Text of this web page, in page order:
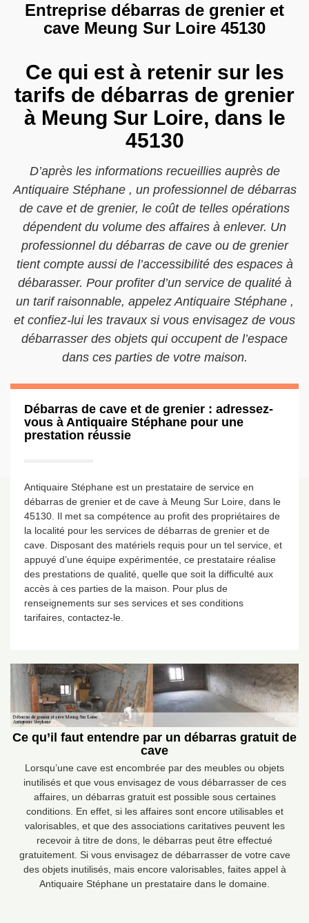
Entreprise débarras de grenier et
cave Meung Sur Loire 45130
Ce qui est à retenir sur les
tarifs de débarras de grenier
à Meung Sur Loire, dans le
45130
D’après les informations recueillies auprès de
Antiquaire Stéphane , un professionnel de débarras
de cave et de grenier, le coût de telles opérations
dépendent du volume des affaires à enlever. Un
professionnel du débarras de cave ou de grenier
tient compte aussi de l’accessibilité des espaces à
débarasser. Pour profiter d’un service de qualité à
un tarif raisonnable, appelez Antiquaire Stéphane ,
et confiez-lui les travaux si vous envisagez de vous
débarrasser des objets qui occupent de l’espace
dans ces parties de votre maison.
Débarras de cave et de grenier : adressez-
vous à Antiquaire Stéphane pour une
prestation réussie
Antiquaire Stéphane est un prestataire de service en
débarras de grenier et de cave à Meung Sur Loire, dans le
45130. Il met sa compétence au profit des propriétaires de
la localité pour les services de débarras de grenier et de
cave. Disposant des matériels requis pour un tel service, et
appuyé d’une équipe expérimentée, ce prestataire réalise
des prestations de qualité, quelle que soit la difficulté aux
accès à ces parties de la maison. Pour plus de
renseignements sur ses services et ses conditions
tarifaires, contactez-le.
Ce qu’il faut entendre par un débarras gratuit de
cave
Lorsqu’une cave est encombrée par des meubles ou objets
inutilisés et que vous envisagez de vous débarrasser de ces
affaires, un débarras gratuit est possible sous certaines
conditions. En effet, si les affaires sont encore utilisables et
valorisables, et que des associations caritatives peuvent les
recevoir à titre de dons, le débarras peut être effectué
gratuitement. Si vous envisagez de débarrasser de votre cave
des objets inutilisés, mais encore valorisables, faites appel à
Antiquaire Stéphane un prestataire dans le domaine.